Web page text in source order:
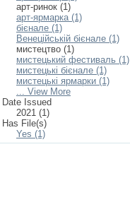
арт-ринок (1)
арт-ярмарка (1)
бієнале (1)
Венеційській бієнале (1)
мистецтво (1)
мистецький фестиваль (1)
мистецькі бієнале (1)
мистецькі ярмарки (1)
... View More
Date Issued
2021 (1)
Has File(s)
Yes (1)